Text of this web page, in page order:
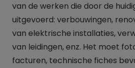
van de werken die door de
uitgevoerd: verbouwingen,
van elektrische installaties,
van leidingen, enz. Het moet
facturen, technische fiches